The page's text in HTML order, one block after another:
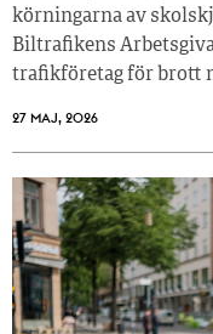
körningarna av
Biltrafikens
trafikföretag för brott
27 MAJ, 2026